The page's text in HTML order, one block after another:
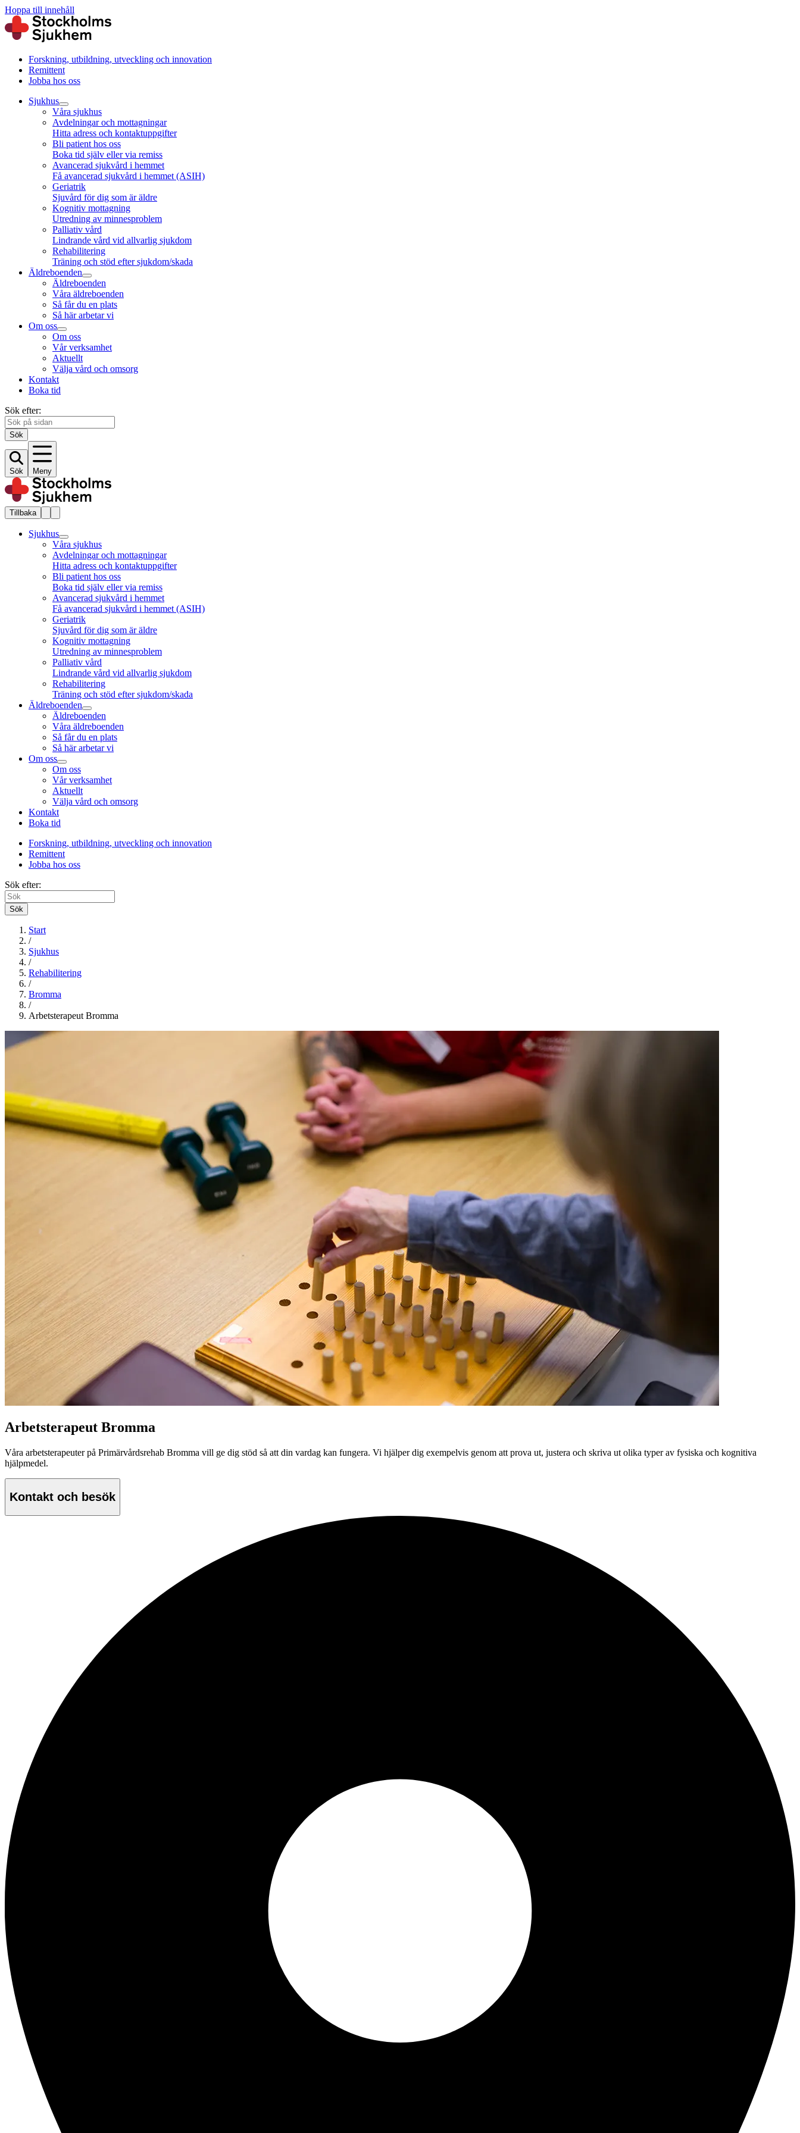
Hoppa till innehåll
Forskning, utbildning, utveckling och innovation
Remittent
Jobba hos oss
Sjukhus
Våra sjukhus
Avdelningar och mottagningar
Hitta adress och kontaktuppgifter
Bli patient hos oss
Boka tid själv eller via remiss
Avancerad sjukvård i hemmet
Få avancerad sjukvård i hemmet (ASIH)
Geriatrik
Sjuvård för dig som är äldre
Kognitiv mottagning
Utredning av minnesproblem
Palliativ vård
Lindrande vård vid allvarlig sjukdom
Rehabilitering
Träning och stöd efter sjukdom/skada
Äldreboenden
Äldreboenden
Våra äldreboenden
Så får du en plats
Så här arbetar vi
Om oss
Om oss
Vår verksamhet
Aktuellt
Välja vård och omsorg
Kontakt
Boka tid
Sök efter:
Sök
Sök Meny
Tillbaka
Sjukhus
Våra sjukhus
Avdelningar och mottagningar
Hitta adress och kontaktuppgifter
Bli patient hos oss
Boka tid själv eller via remiss
Avancerad sjukvård i hemmet
Få avancerad sjukvård i hemmet (ASIH)
Geriatrik
Sjuvård för dig som är äldre
Kognitiv mottagning
Utredning av minnesproblem
Palliativ vård
Lindrande vård vid allvarlig sjukdom
Rehabilitering
Träning och stöd efter sjukdom/skada
Äldreboenden
Äldreboenden
Våra äldreboenden
Så får du en plats
Så här arbetar vi
Om oss
Om oss
Vår verksamhet
Aktuellt
Välja vård och omsorg
Kontakt
Boka tid
Forskning, utbildning, utveckling och innovation
Remittent
Jobba hos oss
Sök efter:
Sök
Start
/
Sjukhus
/
Rehabilitering
/
Bromma
/
Arbetsterapeut Bromma
Arbetsterapeut Bromma
Våra arbetsterapeuter på Primärvårdsrehab Bromma vill ge dig stöd så att din vardag kan fungera. Vi hjälper dig exempelvis genom att prova ut, justera och skriva ut olika typer av fysiska och kognitiva
hjälpmedel.
Kontakt och besök